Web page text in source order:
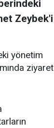
Zeybek'i
yönetim
ziyaret